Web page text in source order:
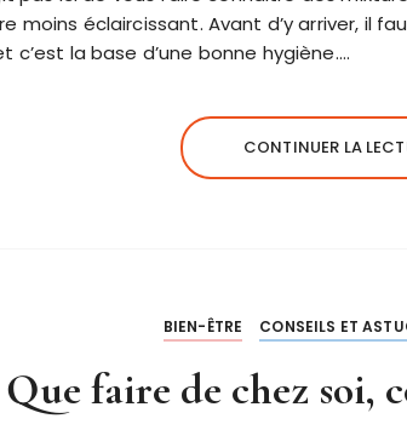
moins éclaircissant. Avant d’y arriver, il
c’est la base d’une bonne hygiène….
CONTINUER LA
BIEN-ÊTRE CONSEILS ET
Que faire de chez soi,